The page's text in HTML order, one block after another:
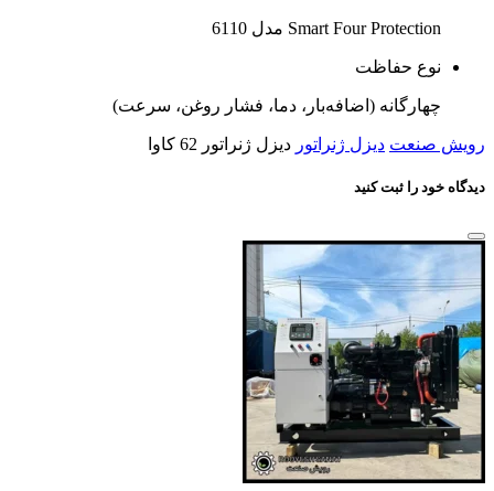
Smart Four Protection مدل 6110
نوع حفاظت
چهارگانه (اضافه‌بار، دما، فشار روغن، سرعت)
رویش صنعت دیزل ژنراتور دیزل ژنراتور 62 کاوا
دیدگاه خود را ثبت کنید